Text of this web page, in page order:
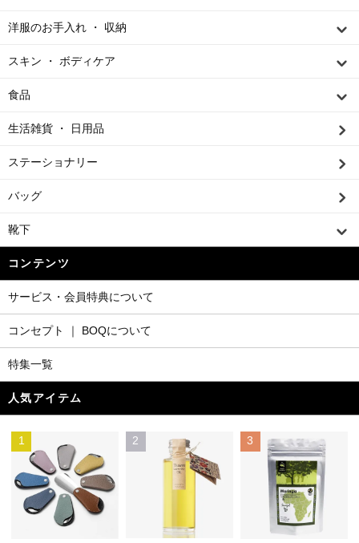
洋服のお手入れ ・ 収納
スキン ・ ボディケア
食品
生活雑貨 ・ 日用品
ステーショナリー
バッグ
靴下
コンテンツ
サービス・会員特典について
コンセプト ｜ BOQについて
特集一覧
人気アイテム
1 2 3